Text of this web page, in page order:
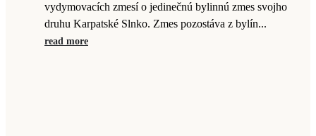
vydymovacích zmesí o jedinečnú bylinnú zmes svojho
druhu Karpatské Slnko. Zmes pozostáva z bylín...
read more